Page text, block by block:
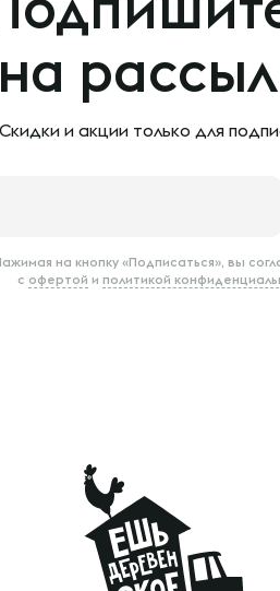
на
Скидки и акции только для
на кнопку «Подписаться», вы
с офертой и политикой